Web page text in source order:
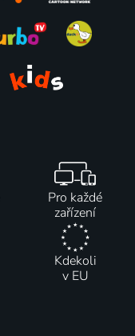
Pro každé
zařízení
Kdekoli
v EU